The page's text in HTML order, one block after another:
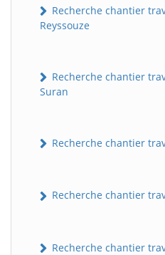
Recherche chantier
Reyssouze
Recherche chantier
Suran
Recherche chantier
Recherche chantier
Recherche chantier